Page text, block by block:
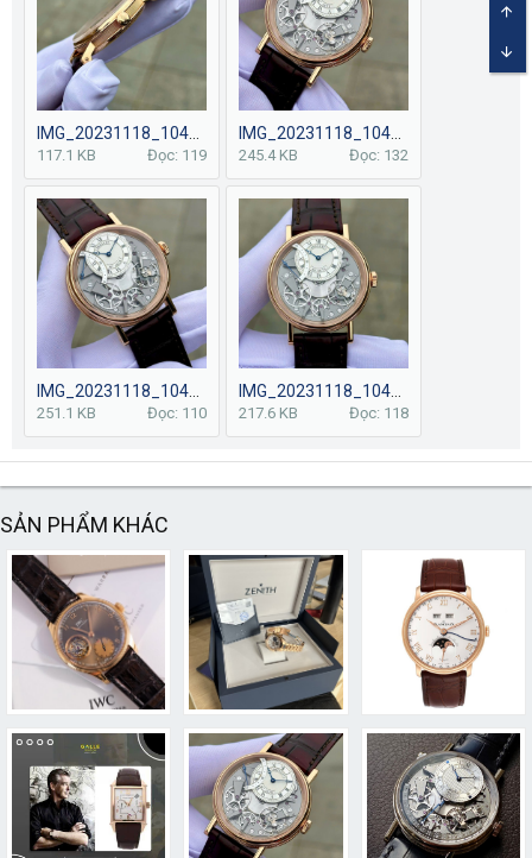
IMG_20231118_104421.jpg
117.1 KB Đọc: 119
IMG_20231118_104418.jpg
245.4 KB Đọc: 132
IMG_20231118_104415.jpg
251.1 KB Đọc: 110
IMG_20231118_104412.jpg
217.6 KB Đọc: 118
SẢN PHẨM KHÁC
TOP